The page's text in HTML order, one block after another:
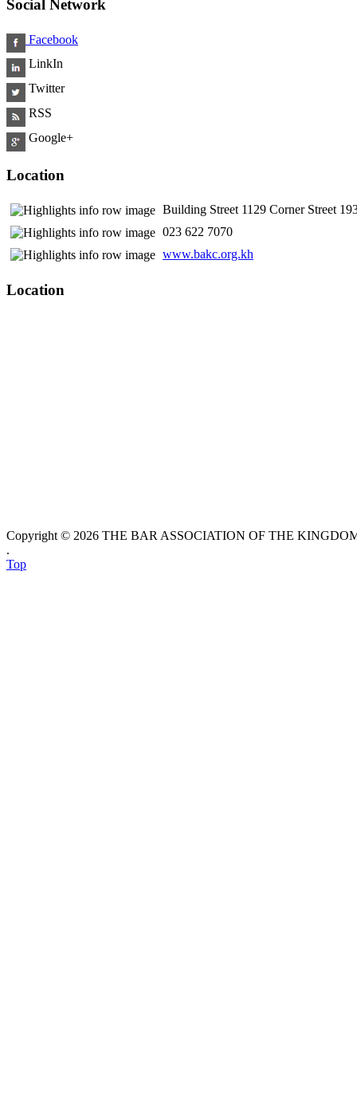
Social Network
Facebook
LinkIn
Twitter
RSS
Google+
Location
Building Street 1129 Corner Street
​ 023 622 7070
www.bakc.org.kh
Location
Copyright © 2026 THE BAR ASSOCIATION OF THE
.
Top